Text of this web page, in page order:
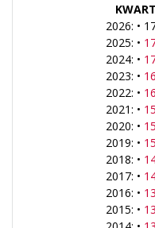
2026: •
2025: •
2024: •
2023: •
2022: •
2021: •
2020: •
2019: •
2018: •
2017: •
2016: •
2015: •